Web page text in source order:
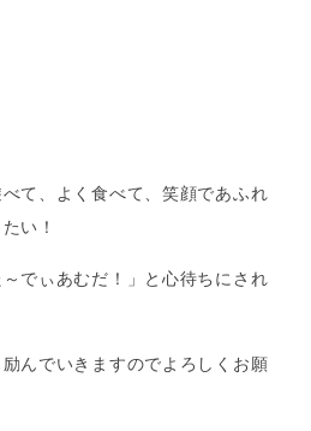
て、よく食べて、笑顔であふれ
い！
でぃあむだ！」と心待ちにされ
んでいきますのでよろしくお願